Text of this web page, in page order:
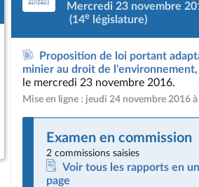
Mercredi 23 novembre
(14e législature)
Proposition de loi portant
minier au droit de l'environnement,
le mercredi 23 novembre 2016.
Mise en ligne : jeudi 24 novembre 2016
Examen en commission
2 commissions saisies
Voir tous les rapports en
page